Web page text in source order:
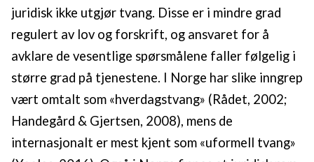
juridisk ikke utgjør tvang. Disse er i mindre grad
regulert av lov og forskrift, og ansvaret for å
avklare de vesentlige spørsmålene faller følgelig i
større grad på tjenestene. I Norge har slike inngrep
vært omtalt som «hverdagstvang» (Rådet, 2002;
Handegård & Gjertsen, 2008), mens de
internasjonalt er mest kjent som «uformell tvang»